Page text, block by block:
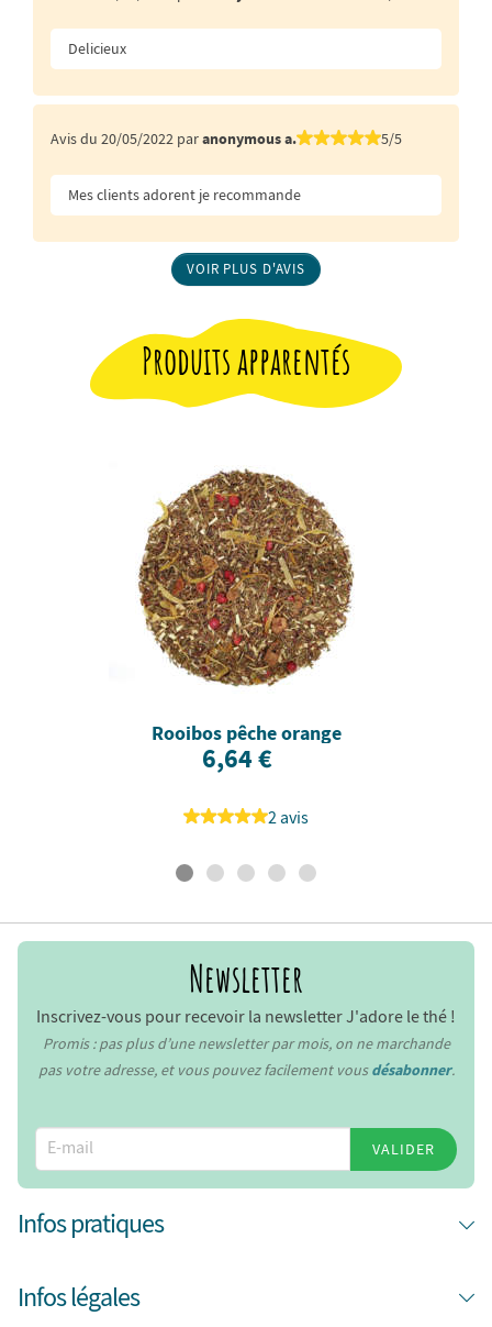
Delicieux
Avis du 20/05/2022 paranonymous a. 5/5
Mes clients adorent je recommande
VOIR PLUS D'AVIS
Produits apparentés
Rooibos pêche orange
6,64 €
2 avis
Newsletter
Inscrivez-vous pour recevoir la newsletter J'adore le thé !
Promis : pas plus d’une newsletter par mois, on ne marchande
pas votre adresse, et vous pouvez facilement vousdésabonner.
VALIDER
Infos pratiques
Infos légales